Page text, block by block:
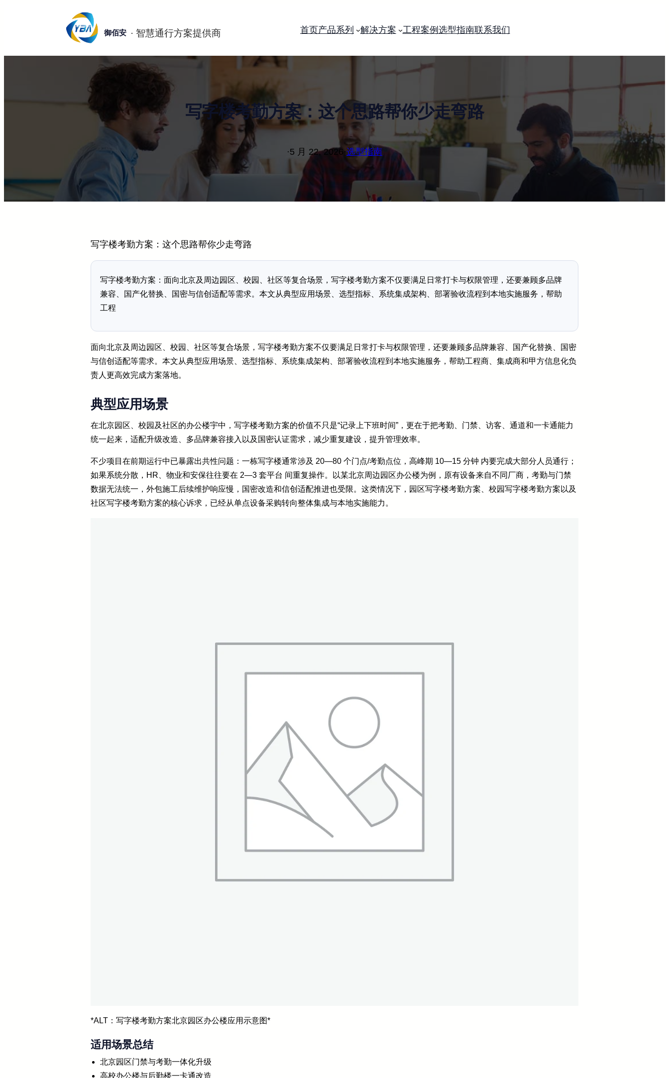
御佰安 首页产品系列 解决方案 工程案例 选型指南联系我们
写字楼考勤方案：这个思路帮你少走弯路
·5 月 22, 2026·选型指南
写字楼考勤方案：这个思路帮你少走弯路
写字楼考勤方案：面向北京及周边园区、校园、社区等复合场景，写字楼考勤方案不仅要满足日常打卡与权限管理，还要兼顾多品牌
兼容、国产化替换、国密与信创适配等需求。本文从典型应用场景、选型指标、系统集成架构、部署验收流程到本地实施服务，帮助
工程
面向北京及周边园区、校园、社区等复合场景，写字楼考勤方案不仅要满足日常打卡与权限管理，还要兼顾多品牌兼容、国产化替换、国密
与信创适配等需求。本文从典型应用场景、选型指标、系统集成架构、部署验收流程到本地实施服务，帮助工程商、集成商和甲方信息化负
责人更高效完成方案落地。
典型应用场景
在北京园区、校园及社区的办公楼宇中，写字楼考勤方案的价值不只是“记录上下班时间”，更在于把考勤、门禁、访客、通道和一卡通能力
统一起来，适配升级改造、多品牌兼容接入以及国密认证需求，减少重复建设，提升管理效率。
不少项目在前期运行中已暴露出共性问题：一栋写字楼通常涉及 20—80 个门点/考勤点位，高峰期 10—15 分钟 内要完成大部分人员通行；
如果系统分散，HR、物业和安保往往要在 2—3 套平台 间重复操作。以某北京周边园区办公楼为例，原有设备来自不同厂商，考勤与门禁
数据无法统一，外包施工后续维护响应慢，国密改造和信创适配推进也受限。这类情况下，园区写字楼考勤方案、校园写字楼考勤方案以及
社区写字楼考勤方案的核心诉求，已经从单点设备采购转向整体集成与本地实施能力。
*ALT：写字楼考勤方案北京园区办公楼应用示意图*
适用场景总结
北京园区门禁与考勤一体化升级
高校办公楼与后勤楼一卡通改造